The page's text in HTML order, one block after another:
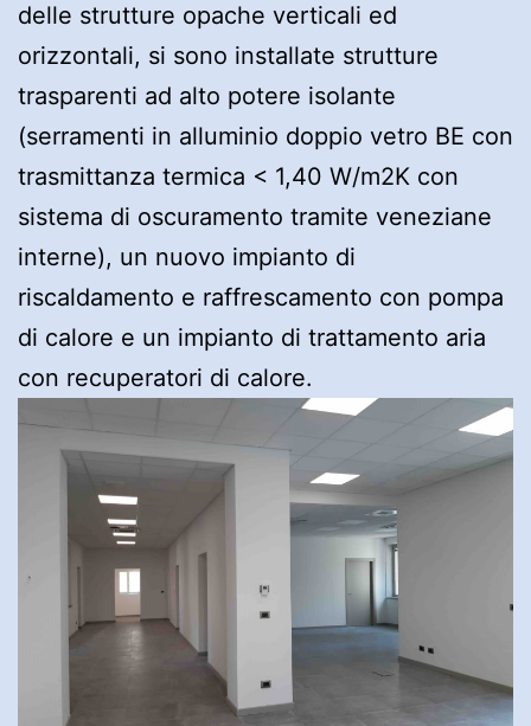
delle strutture opache verticali ed
orizzontali, si sono installate strutture
trasparenti ad alto potere isolante
(serramenti in alluminio doppio vetro BE con
trasmittanza termica < 1,40 W/m2K con
sistema di oscuramento tramite veneziane
interne), un nuovo impianto di
riscaldamento e raffrescamento con pompa
di calore e un impianto di trattamento aria
con recuperatori di calore.